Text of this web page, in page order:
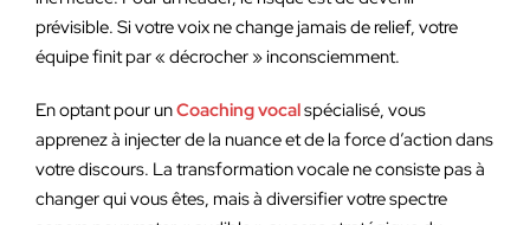
prévisible. Si votre voix ne change jamais de relief, votre
équipe finit par « décrocher » inconsciemment.
En optant pour unCoaching vocalspécialisé, vous
apprenez à injecter de la nuance et de la force d’action dans
votre discours. La transformation vocale ne consiste pas à
changer qui vous êtes, mais à diversifier votre spectre